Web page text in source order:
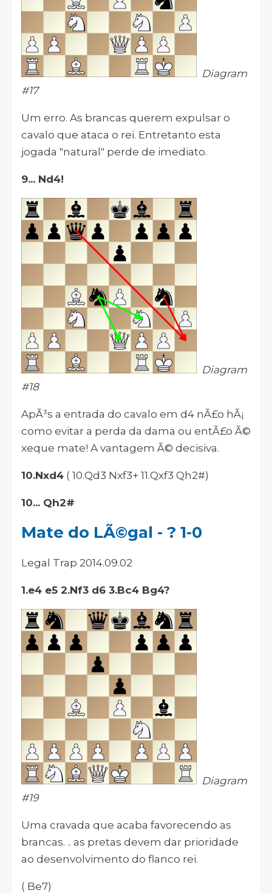
Diagram
#17
Um erro. As brancas querem expulsar o
cavalo que ataca o rei. Entretanto esta
jogada "natural" perde de imediato.
9... Nd4!
Diagram
#18
ApÃ³s a entrada do cavalo em d4 nÃ£o hÃ¡
como evitar a perda da dama ou entÃ£o Ã©
xeque mate! A vantagem Ã© decisiva.
10.Nxd4 ( 10.Qd3 Nxf3+ 11.Qxf3 Qh2#)
10... Qh2#
Mate do LÃ©gal - ? 1-0
Legal Trap 2014.09.02
1.e4 e5 2.Nf3 d6 3.Bc4 Bg4?
Diagram
#19
Uma cravada que acaba favorecendo as
brancas. .. as pretas devem dar prioridade
ao desenvolvimento do flanco rei.
( Be7)